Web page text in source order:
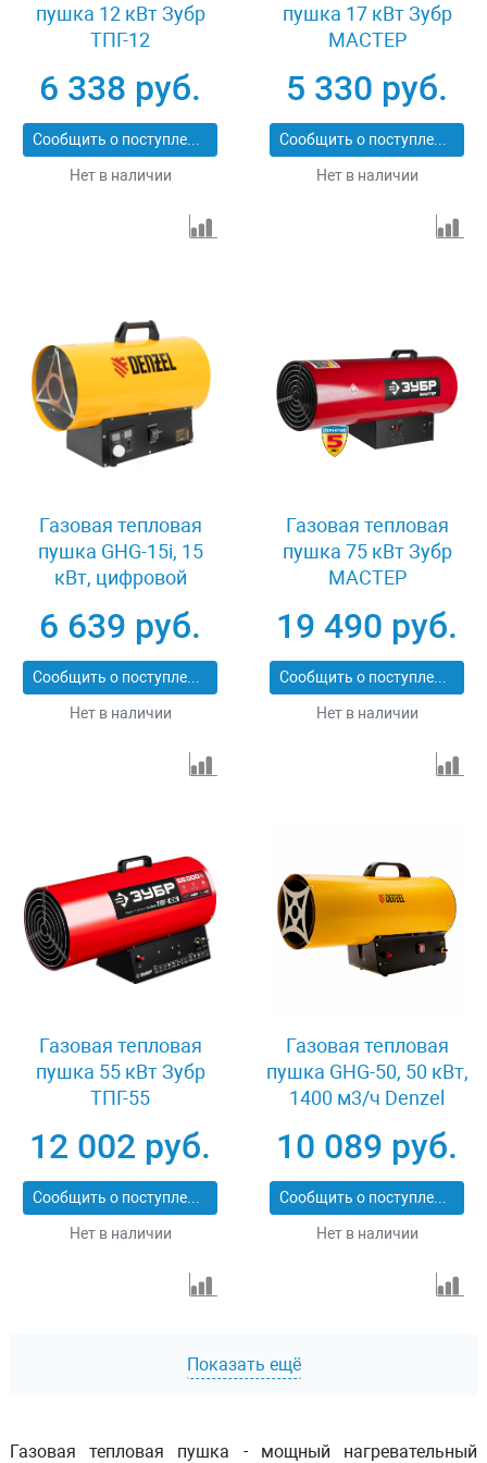
пушка 12 кВт Зубр
ТПГ-12
6 338 руб.
Сообщить о поступлении
Нет в наличии
пушка 17 кВт Зубр
МАСТЕР
5 330 руб.
Сообщить о поступлении
Нет в наличии
Газовая тепловая
пушка GHG-15i, 15
кВт, цифровой
96478
6 639 руб.
Сообщить о поступлении
Нет в наличии
Газовая тепловая
пушка 75 кВт Зубр
МАСТЕР
19 490 руб.
Сообщить о поступлении
Нет в наличии
Газовая тепловая
пушка 55 кВт Зубр
ТПГ-55
12 002 руб.
Сообщить о поступлении
Нет в наличии
Газовая тепловая
пушка GHG-50, 50 кВт,
1400 м3/ч Denzel
10 089 руб.
Сообщить о поступлении
Нет в наличии
Показать ещё
Газовая тепловая пушка - мощный нагревательный